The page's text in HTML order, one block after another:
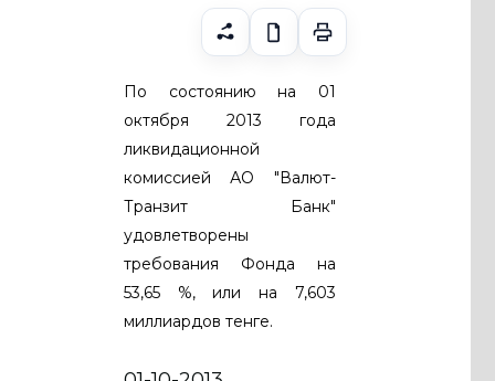
По состоянию на 01
октября 2013 года
ликвидационной
комиссией АО "Валют-
Транзит Банк"
удовлетворены
требования Фонда на
53,65 %, или на 7,603
миллиардов тенге.